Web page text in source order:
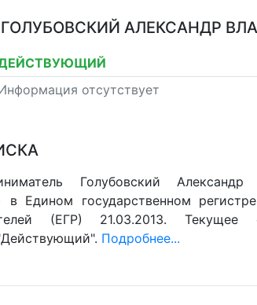
АЛЕКСАНДР
отсутствует
Голубовский
в Едином государственном
(ЕГР) 21.03.2013. Текущее
Подробнее...